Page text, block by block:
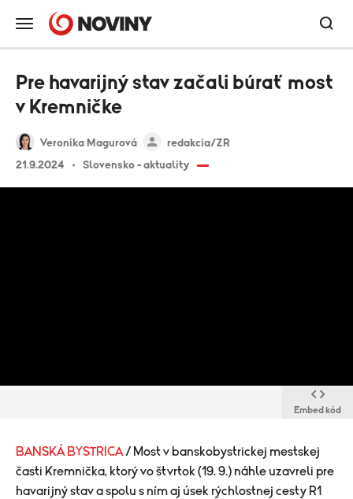
Veronika Magurová
redakcia/ZR
21.9.2024
Slovensko - aktuality
Pre havarijný stav začali búrať most
v Kremničke
Embed kód
BANSKÁ BYSTRICA / Most v banskobystrickej mestskej
časti Kremnička, ktorý vo štvrtok (19. 9.) náhle uzavreli pre
havarijný stav a spolu s ním aj úsek rýchlostnej cesty R1